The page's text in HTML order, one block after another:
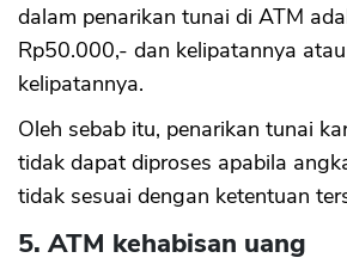
dalam penarikan tunai di ATM
Rp50.000,- dan kelipatannya
kelipatannya.
Oleh sebab itu, penarikan tunai
tidak dapat diproses apabila
tidak sesuai dengan ketentuan
5. ATM kehabisan uang